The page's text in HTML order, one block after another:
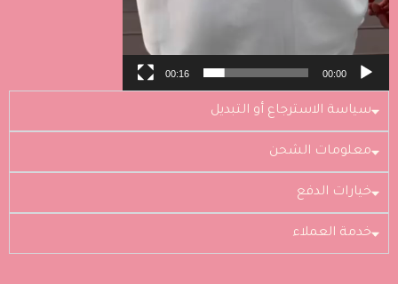
00:00
00:16
سياسة الاسترجاع أو التبديل
معلومات الشحن
خيارات الدفع
خدمة العملاء